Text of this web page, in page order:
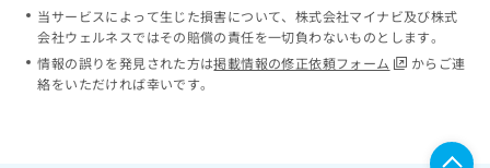
当サービスによって生じた損害について、株式会社マイナビ及び株式
会社ウェルネスではその賠償の責任を一切負わないものとします。
情報の誤りを発見された方は掲載情報の修正依頼フォーム
からご連
絡をいただければ幸いです。